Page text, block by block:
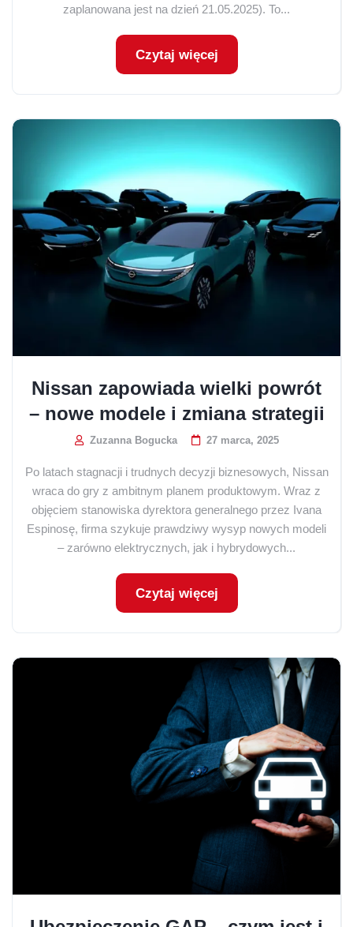
zaplanowana jest na dzień 21.05.2025). To...
Czytaj więcej
Nissan zapowiada wielki powrót
– nowe modele i zmiana strategii
Zuzanna Bogucka 27 marca, 2025
Po latach stagnacji i trudnych decyzji biznesowych, Nissan
wraca do gry z ambitnym planem produktowym. Wraz z
objęciem stanowiska dyrektora generalnego przez Ivana
Espinosę, firma szykuje prawdziwy wysyp nowych modeli
– zarówno elektrycznych, jak i hybrydowych...
Czytaj więcej